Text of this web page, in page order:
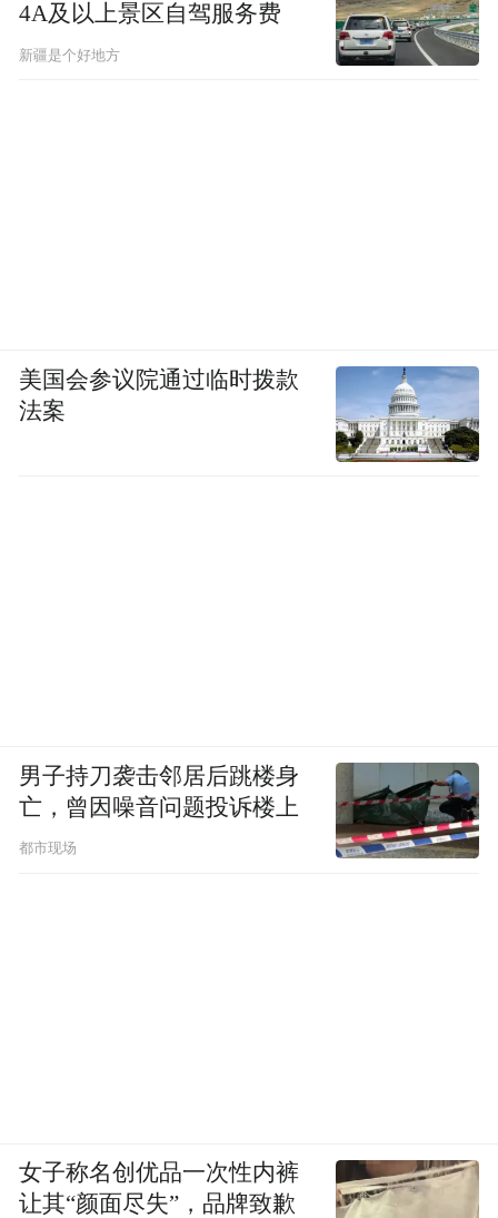
4A及以上景区自驾服务费
新疆是个好地方
美国会参议院通过临时拨款
法案
男子持刀袭击邻居后跳楼身
亡，曾因噪音问题投诉楼上
都市现场
女子称名创优品一次性内裤
让其“颜面尽失”，品牌致歉